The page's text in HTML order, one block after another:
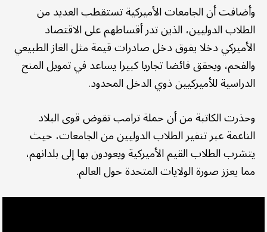
وأضافت أن الجامعات الأميركية تستقطب العديد من
الطلاب الدوليين، الذين تدر أقساطهم على الاقتصاد
الأميركي دخلا يفوق دخل صادرات قيمة مثل الغاز الطبيعي
والفحم، ويحقق فائضا تجاريا كبيرا يساعد في تمويل المنح
الدراسية للأميركيين ذوي الدخل المحدود.
وحذرت الكاتبة من أن حملة ترامب تقوض قوى البلاد
الناعمة عبر تنفير الطلاب الدوليين من الجامعات، حيث
يتشرب الطلاب القيم الأميركية ويعودون بها إلى بلدانهم،
مما يعزز صورة الولايات المتحدة حول العالم.